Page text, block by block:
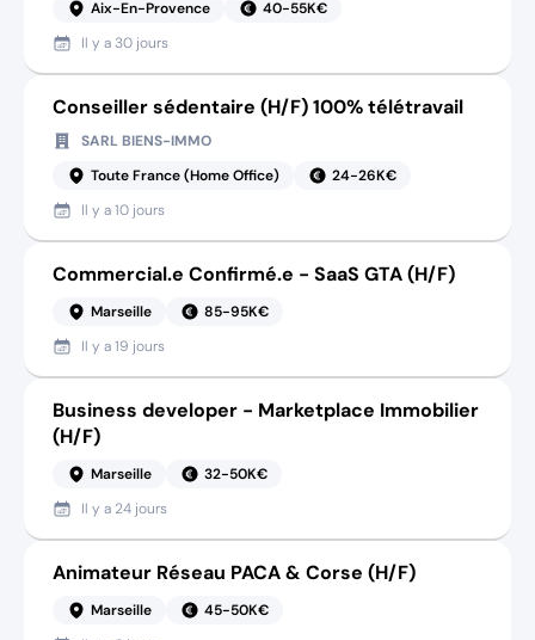
Aix-En-Provence
40-55K€
Il y a 30 jours
Conseiller sédentaire (H/F) 100% télétravail
SARL BIENS-IMMO
Toute France (Home Office)
24-26K€
Il y a10 jours
Commercial.e Confirmé.e - SaaS GTA (H/F)
Marseille
85-95K€
Il y a19 jours
Business developer - Marketplace Immobilier
(H/F)
Marseille
32-50K€
Il y a 24 jours
Animateur Réseau PACA & Corse (H/F)
Marseille
45-50K€